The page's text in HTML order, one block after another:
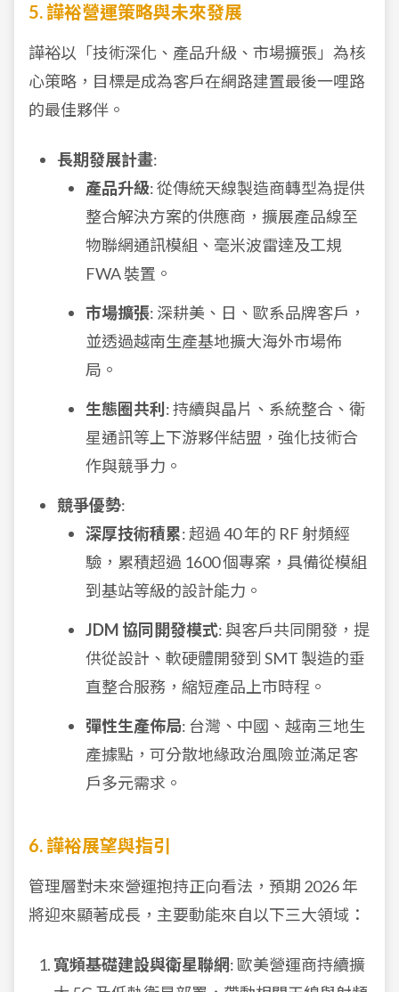
5. 譁裕營運策略與未來發展
譁裕以「技術深化、產品升級、市場擴張」為核
心策略，目標是成為客戶在網路建置最後一哩路
的最佳夥伴。
長期發展計畫:
產品升級: 從傳統天線製造商轉型為提供
整合解決方案的供應商，擴展產品線至
物聯網通訊模組、毫米波雷達及工規
FWA 裝置。
市場擴張: 深耕美、日、歐系品牌客戶，
並透過越南生產基地擴大海外市場佈
局。
生態圈共利 : 持續與晶片、系統整合、衛
星通訊等上下游夥伴結盟，強化技術合
作與競爭力。
競爭優勢:
深厚技術積累: 超過 40 年的 RF 射頻經
驗，累積超過 1600 個專案，具備從模組
到基站等級的設計能力。
JDM 協同開發模式: 與客戶共同開發，提
供從設計、軟硬體開發到 SMT 製造的垂
直整合服務，縮短產品上市時程。
彈性生產佈局: 台灣、中國、越南三地生
產據點，可分散地緣政治風險並滿足客
戶多元需求。
6. 譁裕展望與指引
管理層對未來營運抱持正向看法，預期 2026 年
將迎來顯著成長，主要動能來自以下三大領域：
寬頻基礎建設與衛星聯網: 歐美營運商持續擴